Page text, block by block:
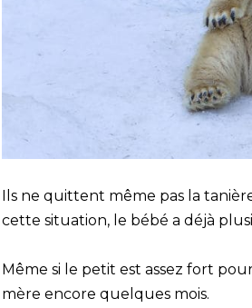
Ils ne quittent même pas la
cette situation, le bébé a déjà
Même si le petit est assez fort
mère encore quelques mois.